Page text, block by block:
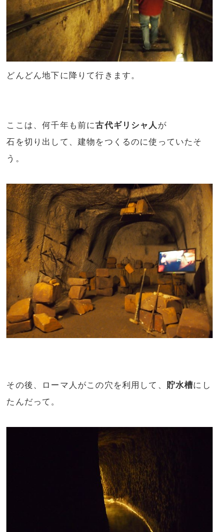
どんどん地下に降りて行きます。
ここは、何千年も前に古代ギリシャ人 が
石を切り出して、建物をつくるのに使っていたそ
う。
その後、ローマ人がこの穴を利用して、 貯水槽にし
たんだって。